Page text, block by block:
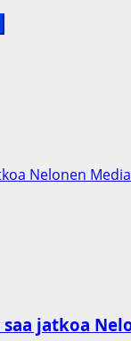
Nelonen
jatkoa